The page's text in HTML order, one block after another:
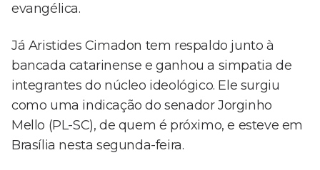
evangélica.
Já Aristides Cimadon tem respaldo junto à
bancada catarinense e ganhou a simpatia de
integrantes do núcleo ideológico. Ele surgiu
como uma indicação do senador Jorginho
Mello (PL-SC), de quem é próximo, e esteve em
Brasília nesta segunda-feira.